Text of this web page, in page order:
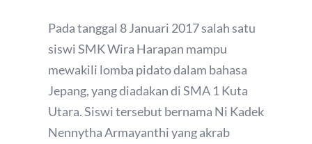
Pada tanggal 8 Januari 2017 salah satu
siswi SMK Wira Harapan mampu
mewakili lomba pidato dalam bahasa
Jepang, yang diadakan di SMA 1 Kuta
Utara. Siswi tersebut bernama Ni Kadek
Nennytha Armayanthi yang akrab